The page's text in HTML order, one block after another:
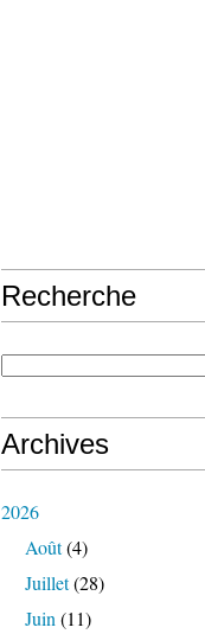
Recherche
Archives
2026
Août(4)
Juillet(28)
Juin (11)